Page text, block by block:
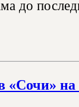
до
на